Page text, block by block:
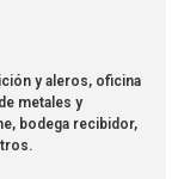
y aleros, oficina
metales y
bodega recibidor,